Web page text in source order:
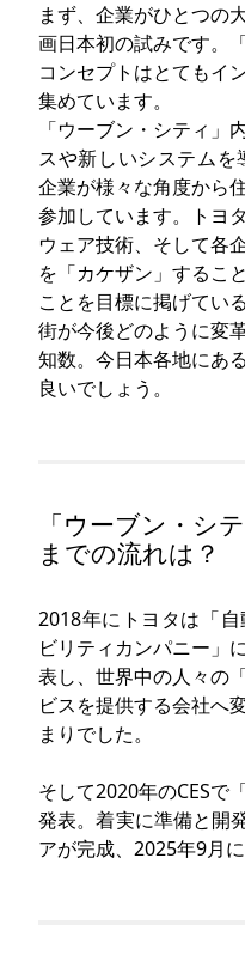
まず、企業がひとつの
画日本初の試みです。
コンセプトはとてもイ
集めています。
「ウーブン・シティ」
スや新しいシステム
企業が様々な角度から
参加しています。トヨ
ウェア技術、そして各
を「カケザン」するこ
ことを目標に掲げてい
街が今後どのように変
知数。今日本各地にあ
良いでしょう。
「ウーブン・シ
までの流れは？
2018年にトヨタは「
ビリティカンパニー」
表し、世界中の人々の
ビスを提供する会社へ
まりでした。
そして2020年のCESで
発表。着実に準備と開
アが完成、2025年9月